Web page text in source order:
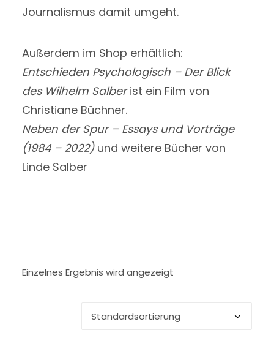
Journalismus damit umgeht.
Außerdem im Shop erhältlich:
Entschieden Psychologisch – Der Blick
des Wilhelm Salberist ein Film von
Christiane Büchner.
Neben der Spur – Essays und Vorträge
(1984 – 2022)und weitere Bücher von
Linde Salber
Einzelnes Ergebnis wird angezeigt